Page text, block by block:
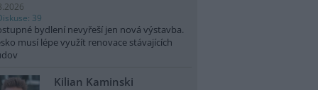
39
bydlení nevyřeší jen nová výstavba.
musí lépe využít renovace stávajících
Kilian Kaminski